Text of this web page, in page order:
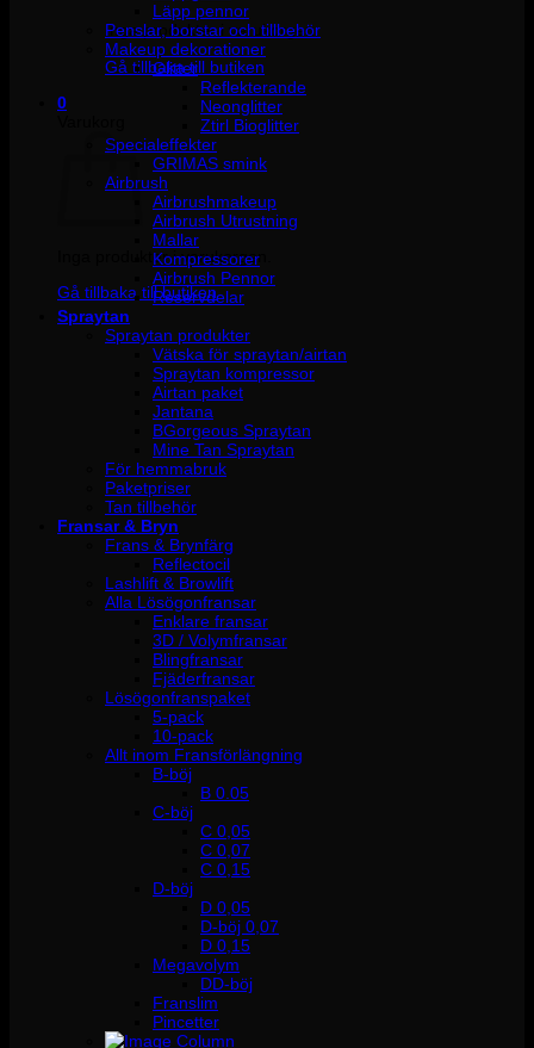
Inga produkter i varukorgen.
Gå tillbaka till butiken
0
Inga produkter i varukorgen.
Gå tillbaka till butiken
Läpp pennor
Penslar, borstar och tillbehör
Makeup dekorationer
Glitter
Reflekterande
Neonglitter
Ztirl Bioglitter
Specialeffekter
GRIMAS smink
Airbrush
Airbrushmakeup
Airbrush Utrustning
Mallar
Kompressorer
Airbrush Pennor
Reservdelar
Spraytan
Spraytan produkter
Vätska för spraytan/airtan
Spraytan kompressor
Airtan paket
Jantana
BGorgeous Spraytan
Mine Tan Spraytan
För hemmabruk
Paketpriser
Tan tillbehör
Fransar & Bryn
Frans & Brynfärg
Reflectocil
Lashlift & Browlift
Alla Lösögonfransar
Enklare fransar
3D / Volymfransar
Blingfransar
Fjäderfransar
Lösögonfranspaket
5-pack
10-pack
Allt inom Fransförlängning
B-böj
B 0.05
C-böj
C 0,05
C 0,07
C 0,15
D-böj
D 0,05
D-böj 0,07
D 0,15
Megavolym
DD-böj
Franslim
Pincetter